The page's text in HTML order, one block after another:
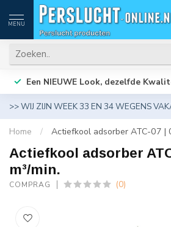
MENU
Een NIEUWE Look, dezelfde
>> WIJ ZIJN WEEK 33 EN 34 WEGENS
Home / Actiefkool adsorber ATC-07 |
Actiefkool adsorber
m³/min.
COMPRAG (0)